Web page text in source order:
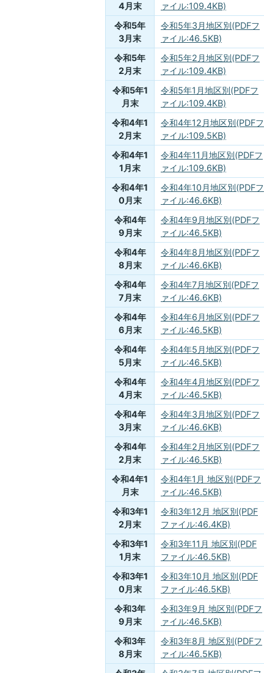
4月末
ァイル:109.4KB)
令和5年
3月末
令和5年3月地区別(PDFフ
ァイル:46.5KB)
令和5年
2月末
令和5年2月地区別(PDFフ
ァイル:109.4KB)
令和5年1
月末
令和5年1月地区別(PDFフ
ァイル:109.4KB)
令和4年1
2月末
令和4年12月地区別(PDFフ
ァイル:109.5KB)
令和4年1
1月末
令和4年11月地区別(PDFフ
ァイル:109.6KB)
令和4年1
0月末
令和4年10月地区別(PDFフ
ァイル:46.6KB)
令和4年
9月末
令和4年9月地区別(PDFフ
ァイル:46.5KB)
令和4年
8月末
令和4年8月地区別(PDFフ
ァイル:46.6KB)
令和4年
7月末
令和4年7月地区別(PDFフ
ァイル:46.6KB)
令和4年
6月末
令和4年6月地区別(PDFフ
ァイル:46.5KB)
令和4年
5月末
令和4年5月地区別(PDFフ
ァイル:46.5KB)
令和4年
4月末
令和4年4月地区別(PDFフ
ァイル:46.5KB)
令和4年
3月末
令和4年3月地区別(PDFフ
ァイル:46.6KB)
令和4年
2月末
令和4年2月地区別(PDFフ
ァイル:46.5KB)
令和4年1
月末
令和4年1月 地区別(PDFフ
ァイル:46.5KB)
令和3年1
2月末
令和3年12月 地区別(PDF
ファイル:46.4KB)
令和3年1
1月末
令和3年11月 地区別(PDF
ファイル:46.5KB)
令和3年1
0月末
令和3年10月 地区別(PDF
ファイル:46.5KB)
令和3年
9月末
令和3年9月 地区別(PDFフ
ァイル:46.5KB)
令和3年
8月末
令和3年8月 地区別(PDFフ
ァイル:46.5KB)